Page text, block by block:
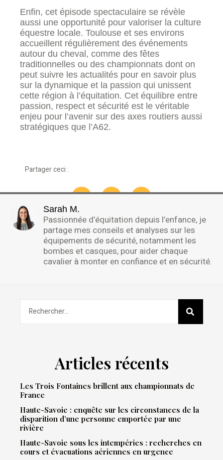
Enfin, cet épisode spectaculaire se révèle
aussi une opportunité pour valoriser la culture
équestre locale. Toulouse et ses environs
accueillent régulièrement des événements
autour du cheval, comme des fêtes
traditionnelles ou des championnats dont on
peut suivre les actualités pour en savoir plus
sur la dynamique et la passion qui unissent
cette région à l’équitation. Cet équilibre entre
passion, respect et sécurité est le véritable
enjeu pour l’avenir sur des axes routiers aussi
stratégiques que l’A62.
Partager ceci :
Sarah M.
Passionnée d’équitation depuis l’enfance, je
partage mes conseils et analyses sur les
équipements de sécurité, notamment les
bombes et casques, pour aider chaque
cavalier à monter en confiance et en sécurité.
Articles récents
Les Trois Fontaines brillent aux championnats de
France
Haute-Savoie : enquête sur les circonstances de la
disparition d’une personne emportée par une
rivière
Haute-Savoie sous les intempéries : recherches en
cours et évacuations aériennes en urgence